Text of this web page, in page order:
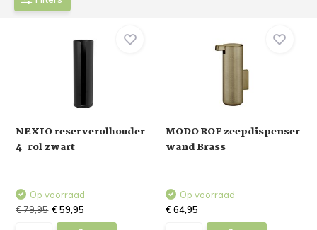
NEXIO reserverolhouder
4-rol zwart
Op voorraad
€ 79,95 € 59,95
MODO ROF zeepdispenser
wand Brass
Op voorraad
€ 64,95